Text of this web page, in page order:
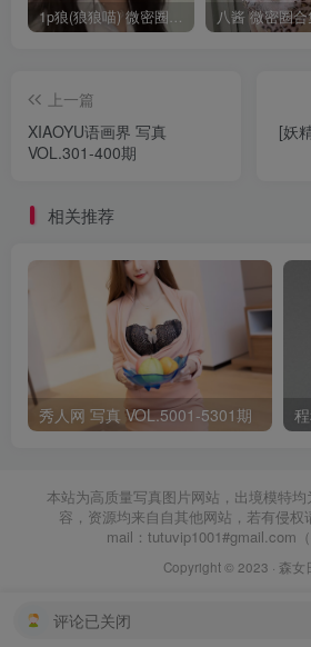
1p狼(狼狼喵) 微密圈/岛遇合集[持续更新2025.08.20]
上一篇
XIAOYU语画界 写真
VOL.301-400期
[妖
相关推荐
秀人网 写真 VOL.5001-5301期
本站为高质量写真图片网站，出境模特
容，资源均来自自其他网站，若有侵
mail：tutuvip1001#gmail.com（
Copyright © 2023 · 森女
评论已关闭